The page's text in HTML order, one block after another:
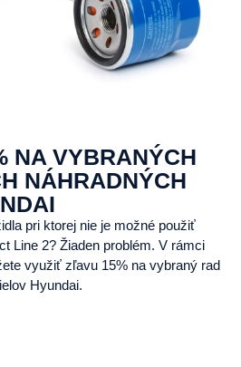
NA VYBRANÝCH
NÁHRADNÝCH
pri ktorej nie je možné použiť
Line 2? Žiaden problém. V rámci
využiť zľavu 15% na vybraný rad
Hyundai.